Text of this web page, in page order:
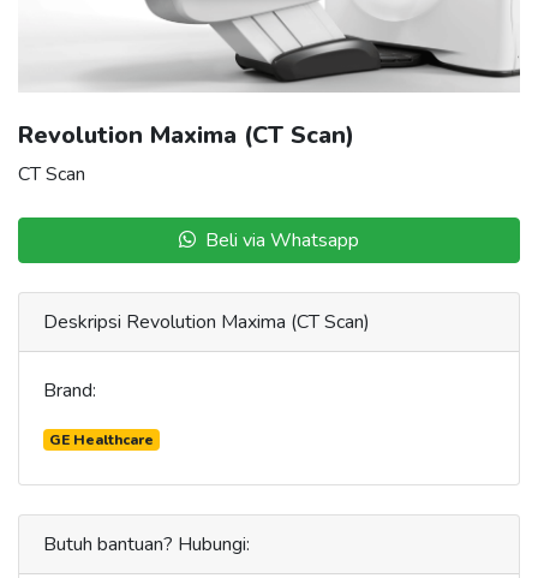
Revolution Maxima (CT Scan)
CT Scan
Beli via Whatsapp
Deskripsi Revolution Maxima (CT Scan)
Brand:
GE Healthcare
Butuh bantuan? Hubungi: